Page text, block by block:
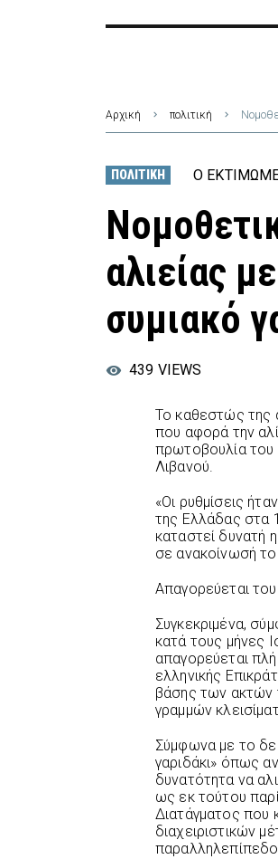
Αρχική πολιτική
ΠΟΛΙΤΙΚΉ Ο
αλιείας
συμιακό
439 VIEWS
Το καθεστώς της
που αφορά την
πρωτοβουλία του
Λιβανού.
«Οι ρυθμίσεις
της Ελλάδας στα
καταστεί δυνατή
σε ανακοίνωσή
Απαγορεύεται
Συγκεκριμένα,
κατά τους μήνες
απαγορεύεται
ελληνικής
βάσης των ακτών
γραμμών
Σύμφωνα με το
γαριδάκι» όπως
δυνατότητα να
ως εκ τούτου
Διατάγματος που
διαχειριστικών